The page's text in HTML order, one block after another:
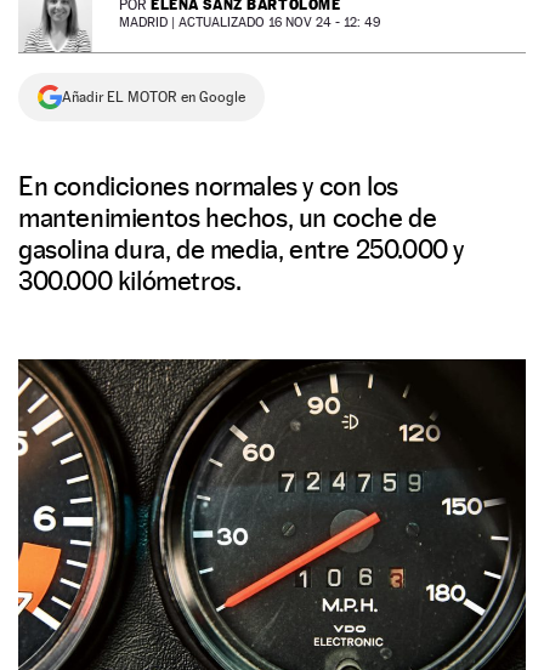
NEWSLETTER
SÍGUENOS
POR ELENA SANZ BARTOLOMÉ
MADRID | ACTUALIZADO 16 NOV 24 - 12: 49
Añadir EL MOTOR en Google
En condiciones normales y con los
mantenimientos hechos, un coche de
gasolina dura, de media, entre 250.000 y
300.000 kilómetros.